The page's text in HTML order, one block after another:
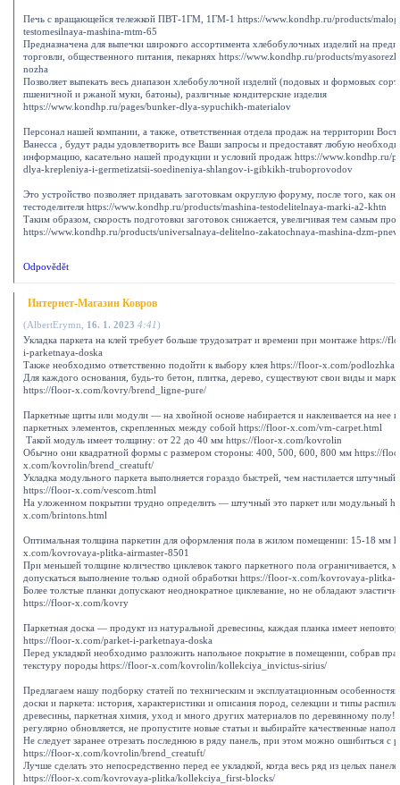
Печь с вращающейся тележкой ПВТ-1ГМ, 1ГМ-1 https://www.kondhp.ru/products/
testomesilnaya-mashina-mtm-65
Предназначена для выпечки широкого ассортимента хлебобулочных изделий на
торговли, общественного питания, пекарнях https://www.kondhp.ru/products/
nozha
Позволяет выпекать весь диапазон хлебобулочной изделий (подовых и формовых
пшеничной и ржаной муки, батоны), различные кондитерские изделия
https://www.kondhp.ru/pages/bunker-dlya-sypuchikh-materialov
Персонал нашей компании, а также, ответственная отдела продаж на территории
Ванесса , будут рады удовлетворить все Ваши запросы и предоставят любую
информацию, касательно нашей продукции и условий продаж https://www.kondhp.ru/
dlya-krepleniya-i-germetizatsii-soedineniya-shlangov-i-gibkikh-truboprovodov
Это устройство позволяет придавать заготовкам округлую форуму, после того, как
тестоделителя https://www.kondhp.ru/products/mashina-testodelitelnaya-marki-a2-khtn
Таким образом, скорость подготовки заготовок снижается, увеличивая тем самым
https://www.kondhp.ru/products/universalnaya-delitelno-zakatochnaya-mashina-dzm-
Odpovědět
Интернет-Магазин Ковров
(AlbertErymn 16. 1. 2023 4:41)
Укладка паркета на клей требует больше трудозатрат и времени при монтаже https://
i-parketnaya-doska
Также необходимо ответственно подойти к выбору клея https://floor-x.com/podlozhka
Для каждого основания, будь-то бетон, плитка, дерево, существуют свои виды и
https://floor-x.com/kovry/brend_ligne-pure/
Паркетные щиты или модули — на хвойной основе набирается и наклеивается на нее
паркетных элементов, скрепленных между собой https://floor-x.com/vm-carpet.html
Такой модуль имеет толщину: от 22 до 40 мм https://floor-x.com/kovrolin
Обычно они квадратной формы с размером стороны: 400, 500, 600, 800 мм https://
x.com/kovrolin/brend_creatuft/
Укладка модульного паркета выполняется гораздо быстрей, чем настилается штучный
https://floor-x.com/vescom.html
На уложенном покрытии трудно определить — штучный это паркет или модульный
x.com/brintons.html
Оптимальная толщина паркетин для оформления пола в жилом помещении: 15-18 мм
x.com/kovrovaya-plitka-airmaster-8501
При меньшей толщине количество циклевок такого паркетного пола ограничивается,
допускаться выполнение только одной обработки https://floor-x.com/kovrovaya-plitka-
Более толстые планки допускают неоднократное циклевание, но не обладают
https://floor-x.com/kovry
Паркетная доска — продукт из натуральной древесины, каждая планка имеет
https://floor-x.com/parket-i-parketnaya-doska
Перед укладкой необходимо разложить напольное покрытие в помещении, собрав
текстуру породы https://floor-x.com/kovrolin/kollekciya_invictus-sirius/
Предлагаем нашу подборку статей по техническим и эксплуатационным
доски и паркета: история, характеристики и описания пород, селекции и типы
древесины, паркетная химия, уход и много других материалов по деревянному полу!
регулярно обновляется, не пропустите новые статьи и выбирайте качественные
Не следует заранее отрезать последнюю в ряду панель, при этом можно ошибиться с
https://floor-x.com/kovrolin/brend_creatuft/
Лучше сделать это непосредственно перед ее укладкой, когда весь ряд из целых
https://floor-x.com/kovrovaya-plitka/kollekciya_first-blocks/